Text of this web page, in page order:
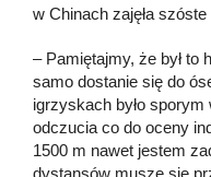
w Chinach zajęła
– Pamiętajmy, że był to
samo dostanie się do
igrzyskach było
odczucia co do oceny
1500 m nawet jestem
dystansów muszę się